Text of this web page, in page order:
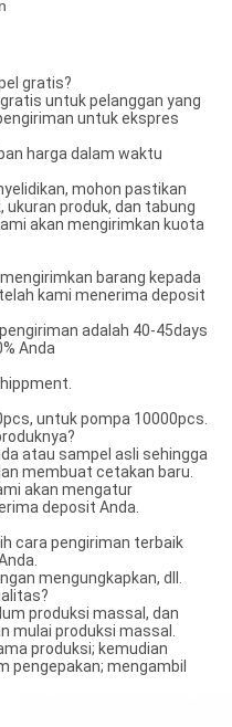
gratis?
untuk pelanggan yang
untuk ekspres
harga dalam waktu
mohon pastikan
produk, dan tabung
akan mengirimkan kuota
barang kepada
kami menerima deposit
adalah 40-45days
Anda
untuk pompa 10000pcs.
atau sampel asli sehingga
membuat cetakan baru.
akan mengatur
deposit Anda.
cara pengiriman terbaik
mengungkapkan, dll.
produksi massal, dan
mulai produksi massal.
produksi; kemudian
pengepakan; mengambil